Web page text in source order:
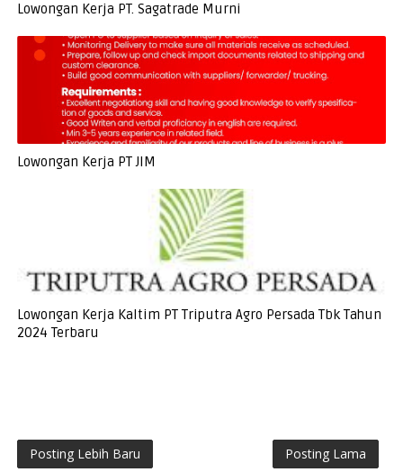
Lowongan Kerja PT. Sagatrade Murni
Lowongan Kerja PT JIM
Lowongan Kerja Kaltim PT Triputra Agro Persada Tbk Tahun
2024 Terbaru
Posting Lebih Baru Posting Lama